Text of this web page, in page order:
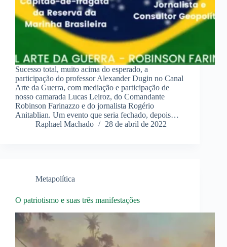
Sucesso total, muito acima do esperado, a
participação do professor Alexander Dugin no Canal
Arte da Guerra, com mediação e participação de
nosso camarada Lucas Leiroz, do Comandante
Robinson Farinazzo e do jornalista Rogério
Anitablian. Um evento que seria fechado, depois…
Raphael Machado
28 de abril de 2022
Metapolítica
O patriotismo e suas três manifestações